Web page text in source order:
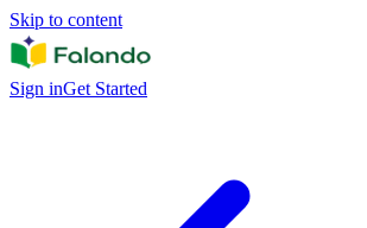
Skip to content
Sign inGet Started